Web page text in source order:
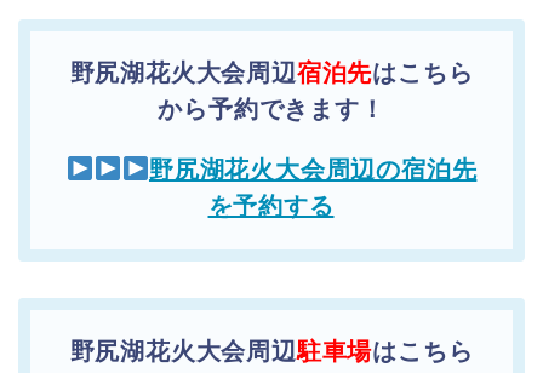
野尻湖花火大会周辺宿泊先はこちら
から予約できます！
野尻湖花火大会周辺の宿泊先
を予約する
野尻湖花火大会周辺駐車場はこちら